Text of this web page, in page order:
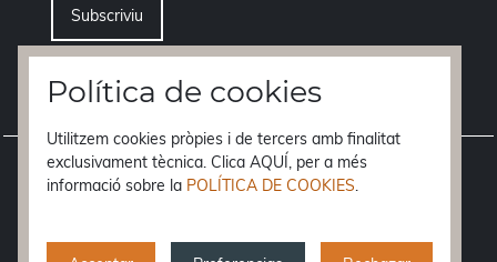
Vull donar-me de baixa del servei de newsletters
Avís legal
Política de cookies
Utilitzem cookies pròpies i de tercers amb finalitat
exclusivament tècnica. Clica AQUÍ, per a més
informació sobre la POLÍTICA DE COOKIES.